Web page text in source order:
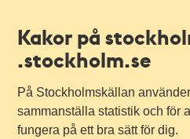
Kakor på
.stockholm.se
På Stockholmskällan
sammanställa statistik och för
fungera på ett bra sätt för dig.